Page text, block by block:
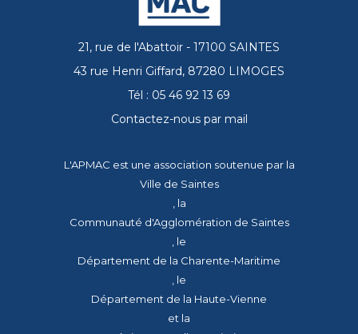
21, rue de l'Abattoir - 17100 SAINTES
43 rue Henri Giffard, 87280 LIMOGES
Tél : 05 46 92 13 69
Contactez-nous par mail
L'APMAC est une association soutenue par la
Ville de Saintes
, la
Communauté d'Agglomération de Saintes
, le
Département de la Charente-Maritime
, le
Département de la Haute-Vienne
et la